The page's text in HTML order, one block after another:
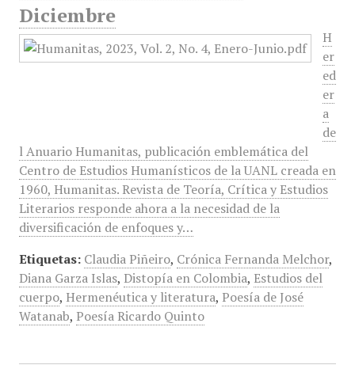
Diciembre
H
er
ed
er
a
de
l Anuario Humanitas, publicación emblemática del
Centro de Estudios Humanísticos de la UANL creada en
1960, Humanitas. Revista de Teoría, Crítica y Estudios
Literarios responde ahora a la necesidad de la
diversificación de enfoques y…
Etiquetas: Claudia Piñeiro, Crónica Fernanda Melchor,
Diana Garza Islas, Distopía en Colombia, Estudios del
cuerpo, Hermenéutica y literatura, Poesía de José
Watanab, Poesía Ricardo Quinto